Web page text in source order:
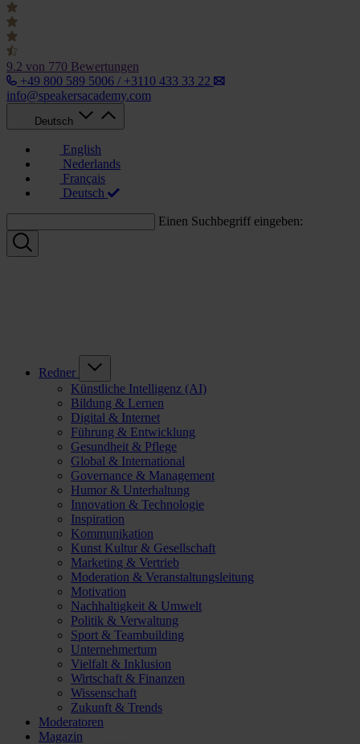
9.2 von 770 Bewertungen
+49 800 589 5006 / +3110 433 33 22
info@speakersacademy.com
Deutsch
English
Nederlands
Français
Deutsch
Einen Suchbegriff eingeben:
Redner
Künstliche Intelligenz (AI)
Bildung & Lernen
Digital & Internet
Führung & Entwicklung
Gesundheit & Pflege
Global & International
Governance & Management
Humor & Unterhaltung
Innovation & Technologie
Inspiration
Kommunikation
Kunst Kultur & Gesellschaft
Marketing & Vertrieb
Moderation & Veranstaltungsleitung
Motivation
Nachhaltigkeit & Umwelt
Politik & Verwaltung
Sport & Teambuilding
Unternehmertum
Vielfalt & Inklusion
Wirtschaft & Finanzen
Wissenschaft
Zukunft & Trends
Moderatoren
Magazin